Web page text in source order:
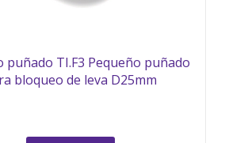
puñado TI.F3 Pequeño puñado
bloqueo de leva D25mm